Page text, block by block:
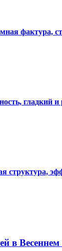
фактура,
структура,
в